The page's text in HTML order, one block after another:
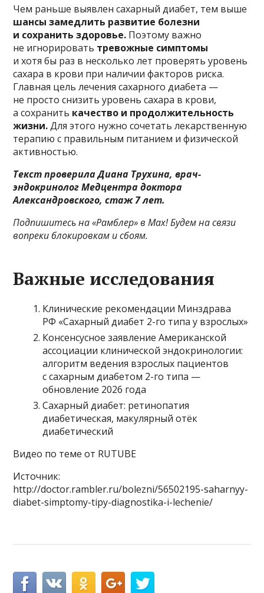
Чем раньше выявлен сахарный диабет, тем выше
шансы замедлить развитие болезни
и сохранить здоровье. Поэтому важно
не игнорировать тревожные симптомы
и хотя бы раз в несколько лет проверять уровень
сахара в крови при наличии факторов риска.
Главная цель лечения сахарного диабета —
не просто снизить уровень сахара в крови,
а сохранить качество и продолжительность
жизни.Для этого нужно сочетать лекарственную
терапию с правильным питанием и физической
активностью.
Текст проверила Диана Трухина, врач-
эндокринолог Медцентра доктора
Александровского, стаж 7 лет.
Подпишитесь на«Рамблер» в Max!Будем на связи
вопреки блокировкам и сбоям.
Важные исследования
Клинические рекомендации Минздрава
РФ «Сахарный диабет 2-го типа у взрослых»
Консенсусное заявление Американской
ассоциации клинической эндокринологии:
алгоритм ведения взрослых пациентов
с сахарным диабетом 2-го типа —
обновление 2026 года
Сахарный диабет: ретинопатия
диабетическая, макулярный отёк
диабетический
Видео по теме от RUTUBE
Источник:
http://doctor.rambler.ru/bolezni/56502195-saharnyy-
diabet-simptomy-tipy-diagnostika-i-lechenie/